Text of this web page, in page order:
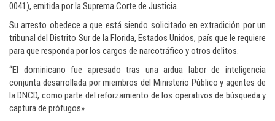
0041), emitida por la Suprema Corte de Justicia.
Su arresto obedece a que está siendo solicitado en extradición por un
tribunal del Distrito Sur de la Florida, Estados Unidos, país que le requiere
para que responda por los cargos de narcotráfico y otros delitos.
“El dominicano fue apresado tras una ardua labor de inteligencia
conjunta desarrollada por miembros del Ministerio Público y agentes de
la DNCD, como parte del reforzamiento de los operativos de búsqueda y
captura de prófugos»